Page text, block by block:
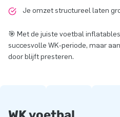
Je omzet structureel laten
🎯 Met de juiste voetbal
succesvolle WK-periode, maar
door blijft presteren.